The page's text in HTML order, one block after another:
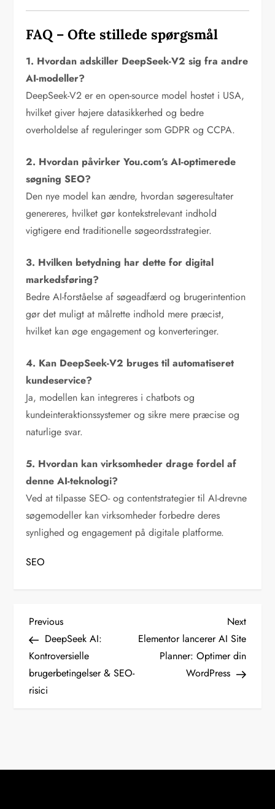
FAQ – Ofte stillede spørgsmål
1. Hvordan adskiller DeepSeek-V2 sig fra andre
AI-modeller?
DeepSeek-V2 er en open-source model hostet i USA,
hvilket giver højere datasikkerhed og bedre
overholdelse af reguleringer som GDPR og CCPA.
2. Hvordan påvirker You.com’s AI-optimerede
søgning SEO?
Den nye model kan ændre, hvordan søgeresultater
genereres, hvilket gør kontekstrelevant indhold
vigtigere end traditionelle søgeordsstrategier.
3. Hvilken betydning har dette for digital
markedsføring?
Bedre AI-forståelse af søgeadfærd og brugerintention
gør det muligt at målrette indhold mere præcist,
hvilket kan øge engagement og konverteringer.
4. Kan DeepSeek-V2 bruges til automatiseret
kundeservice?
Ja, modellen kan integreres i chatbots og
kundeinteraktionssystemer og sikre mere præcise og
naturlige svar.
5. Hvordan kan virksomheder drage fordel af
denne AI-teknologi?
Ved at tilpasse SEO- og contentstrategier til AI-drevne
søgemodeller kan virksomheder forbedre deres
synlighed og engagement på digitale platforme.
SEO
I
n
d
l
Previous
Post
Previous
DeepSeek AI:
Kontroversielle
brugerbetingelser & SEO-
risici
Next
Post
Next
Elementor lancerer AI Site
Planner: Optimer din
WordPress